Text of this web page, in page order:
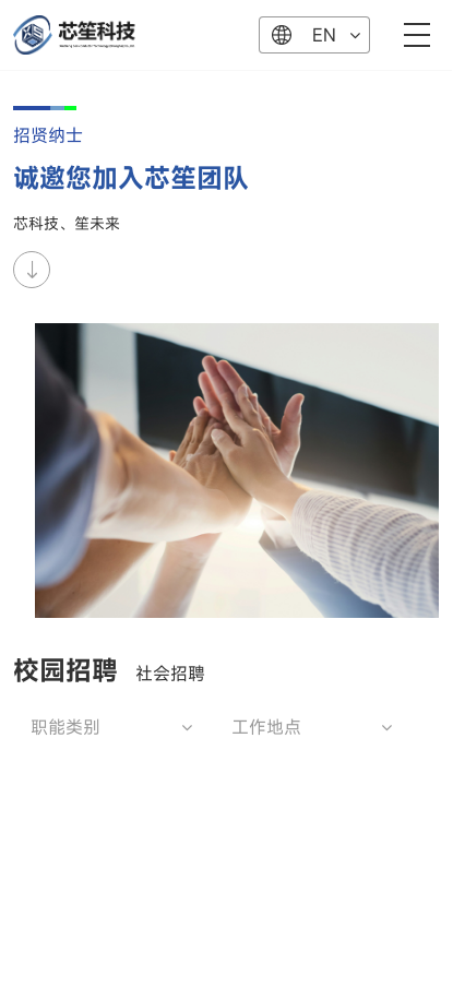
EN
招贤纳士
诚邀您加入芯笙团队
芯科技、笙未来
校园招聘 社会招聘
职能类别 工作地点